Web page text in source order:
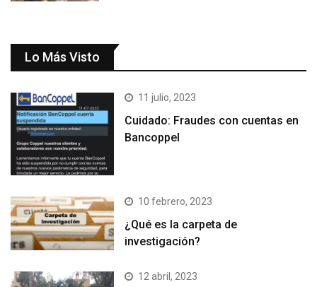
Lo Más Visto
11 julio, 2023
Cuidado: Fraudes con cuentas en
Bancoppel
10 febrero, 2023
¿Qué es la carpeta de
investigación?
12 abril, 2023